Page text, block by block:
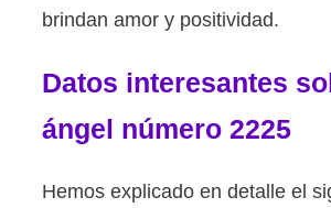
brindan amor y positividad.
Datos interesantes
ángel número 2225
Hemos explicado en detalle el